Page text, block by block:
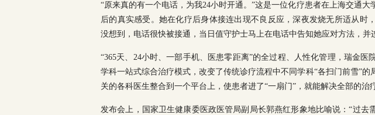
“原来真的有一个电话，为我24小时开通。”这是一位化疗患者在上海交通
后的真实感受。她在化疗后身体接连出现不良反应，深夜发烧无所适从时
没想到，电话很快被接通，当日值守护士马上在电话中告知她应对方法，并
“365天、24小时、一部手机、医患零距离”的全过程、人性化管理，瑞金医
学科一站式综合治疗模式，改变了传统诊疗流程中不同学科“各扫门前雪”的
关的各科医生整合到一个平台上，使患者进了“一扇门”，就能解决全部的治
发布会上，国家卫生健康委医政医管局副局长郭燕红形象地比喻说：“过去